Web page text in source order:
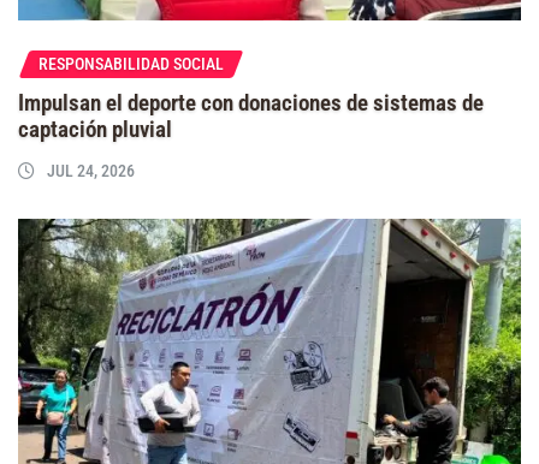
RESPONSABILIDAD SOCIAL
Impulsan el deporte con donaciones de sistemas de
captación pluvial
JUL 24, 2026